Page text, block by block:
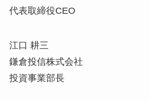
代表取締役CEO
江口 耕三
鎌倉投信株式会社
投資事業部長